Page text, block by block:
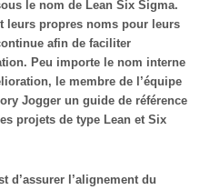
le nom de Lean Six Sigma.
leurs propres noms pour leurs
afin de faciliter
Peu importe le nom interne
le membre de l’équipe
Jogger un guide de référence
projets de type Lean et Six
d’assurer l’alignement du